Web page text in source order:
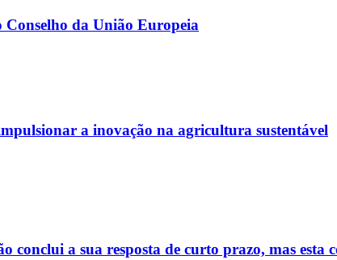
Conselho da União Europeia
a inovação na agricultura sustentável
conclui a sua resposta de curto prazo, mas esta